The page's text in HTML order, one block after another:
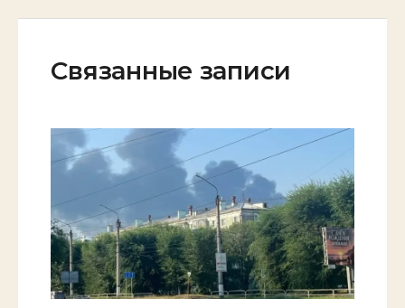
Связанные записи